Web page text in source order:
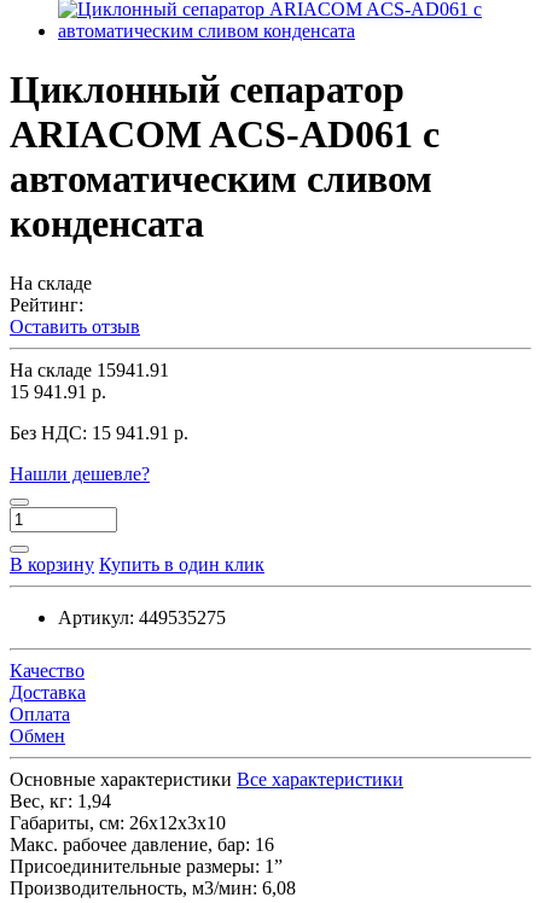
Циклонный сепаратор
ARIACOM ACS-AD061 с
автоматическим сливом
конденсата
На складе
Рейтинг:
Оставить отзыв
На складе 15941.91
15 941.91 р.
Без НДС: 15 941.91 р.
Нашли дешевле?
В корзину Купить в один клик
Артикул: 449535275
Качество
Доставка
Оплата
Обмен
Основные характеристики Все характеристики
Вес, кг: 1,94
Габариты, см: 26х12х3х10
Макс. рабочее давление, бар: 16
Присоединительные размеры: 1”
Производительность, м3/мин: 6,08